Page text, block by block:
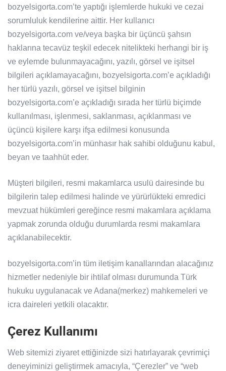
bozyelsigorta.com’te yaptığı işlemlerde hukuki ve cezai
sorumluluk kendilerine aittir. Her kullanıcı
bozyelsigorta.com ve/veya başka bir üçüncü şahsın
haklarına tecavüz teşkil edecek nitelikteki herhangi bir iş
ve eylemde bulunmayacağını, yazılı, görsel ve işitsel
bilgileri açıklamayacağını, bozyelsigorta.com’e açıkladığı
her türlü yazılı, görsel ve işitsel bilginin
bozyelsigorta.com’e açıkladığı sırada her türlü biçimde
kullanılması, işlenmesi, saklanması, açıklanması ve
üçüncü kişilere karşı ifşa edilmesi konusunda
bozyelsigorta.com’in münhasır hak sahibi olduğunu kabul,
beyan ve taahhüt eder.
Müşteri bilgileri, resmi makamlarca usulü dairesinde bu
bilgilerin talep edilmesi halinde ve yürürlükteki emredici
mevzuat hükümleri gereğince resmi makamlara açıklama
yapmak zorunda olduğu durumlarda resmi makamlara
açıklanabilecektir.
bozyelsigorta.com’in tüm iletişim kanallarından alacağınız
hizmetler nedeniyle bir ihtilaf olması durumunda Türk
hukuku uygulanacak ve Adana(merkez) mahkemeleri ve
icra daireleri yetkili olacaktır.
Çerez Kullanımı
Web sitemizi ziyaret ettiğinizde sizi hatırlayarak çevrimiçi
deneyiminizi geliştirmek amacıyla, “Çerezler” ve “web